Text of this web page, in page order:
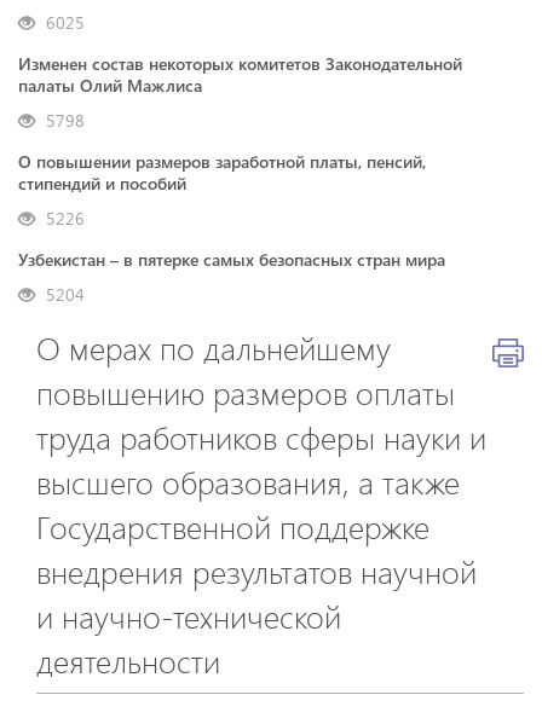
6025
Изменен состав некоторых комитетов Законодательной
палаты Олий Мажлиса
5798
О повышении размеров заработной платы, пенсий,
стипендий и пособий
5226
Узбекистан – в пятерке самых безопасных стран мира
5204
О мерах по дальнейшему
повышению размеров оплаты
труда работников сферы науки и
высшего образования, а также
Государственной поддержке
внедрения результатов научной
и научно-технической
деятельности